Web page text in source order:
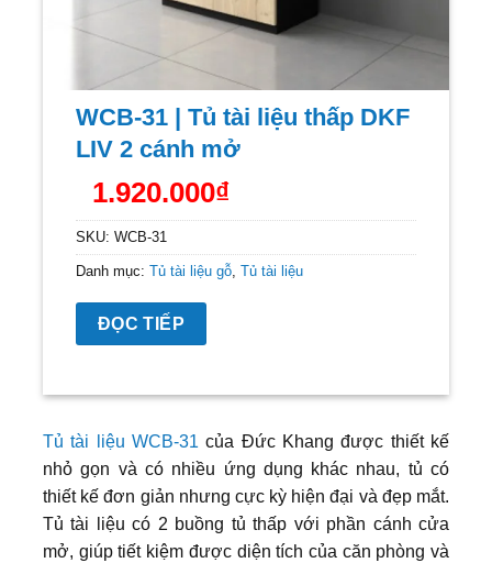
WCB-31 | Tủ tài liệu thấp DKF
LIV 2 cánh mở
1.920.000₫
SKU: WCB-31
Danh mục: Tủ tài liệu gỗ Tủ tài liệu
ĐỌC TIẾP
Tủ tài liệu WCB-31 của Đức Khang được thiết kế
nhỏ gọn và có nhiều ứng dụng khác nhau, tủ có
thiết kế đơn giản nhưng cực kỳ hiện đại và đẹp mắt.
Tủ tài liệu có 2 buồng tủ thấp với phần cánh cửa
mở, giúp tiết kiệm được diện tích của căn phòng và